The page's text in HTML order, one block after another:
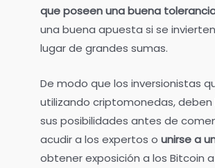
que poseen una buena
una buena apuesta si se
lugar de grandes sumas.
De modo que los inversionistas
utilizando criptomonedas,
sus posibilidades antes de
acudir a los expertos o unirse a
obtener exposición a los Bitcoin